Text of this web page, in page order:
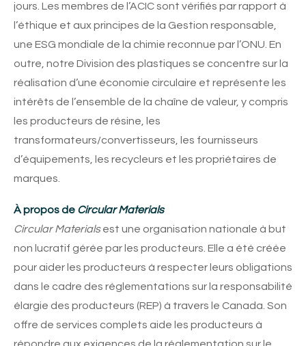
jours. Les membres de l’ACIC sont vérifiés par rapport à
l’éthique et aux principes de la Gestion responsable,
une ESG mondiale de la chimie reconnue par l’ONU. En
outre, notre Division des plastiques se concentre sur la
réalisation d’une économie circulaire et représente les
intérêts de l’ensemble de la chaîne de valeur, y compris
les producteurs de résine, les
transformateurs/convertisseurs, les fournisseurs
d’équipements, les recycleurs et les propriétaires de
marques.
À propos de Circular Materials
Circular Materialsest une organisation nationale à but
non lucratif gérée par les producteurs. Elle a été créée
pour aider les producteurs à respecter leurs obligations
dans le cadre des réglementations sur la responsabilité
élargie des producteurs (REP) à travers le Canada. Son
offre de services complets aide les producteurs à